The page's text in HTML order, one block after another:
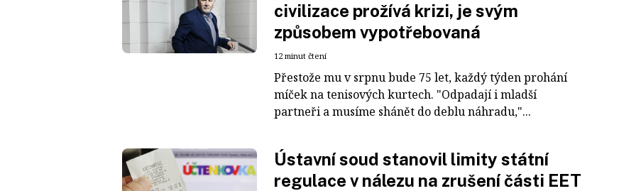
civilizace prožívá krizi, je svým
způsobem vypotřebovaná
12 minut čtení
Přestože mu v srpnu bude 75 let, každý týden prohání
míček na tenisových kurtech. "Odpadají i mladší
partneři a musíme shánět do deblu náhradu,"...
Ústavní soud stanovil limity státní
regulace v nálezu na zrušení části EET